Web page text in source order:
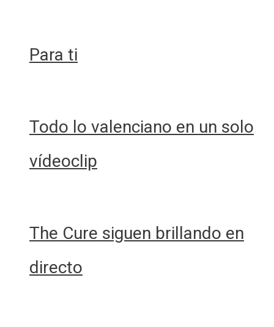
Para ti
Todo lo valenciano en un solo
vídeoclip
The Cure siguen brillando en
directo